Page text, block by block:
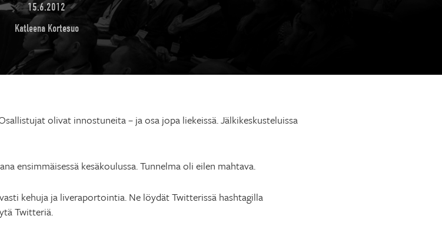
15.6.2012
Katleena Kortesuo
olivat innostuneita – ja osa jopa liekeissä. Jälkikeskusteluissa
ensimmäisessä kesäkoulussa. Tunnelma oli eilen mahtava.
kehuja ja liveraportointia. Ne löydät Twitterissä hashtagilla
Twitteriä.